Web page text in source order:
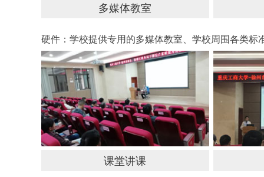
多媒体教室
硬件：学校提供专用的多媒体教室、学校周围各类标
课堂讲课